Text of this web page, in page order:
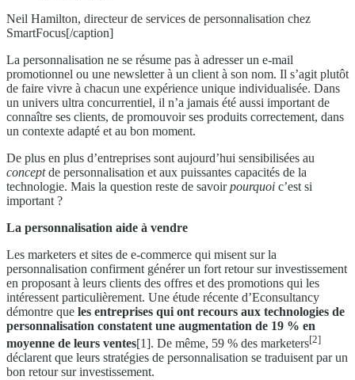
Neil Hamilton, directeur de services de personnalisation chez
SmartFocus[/caption]
La personnalisation ne se résume pas à adresser un e-mail
promotionnel ou une newsletter à un client à son nom. Il s’agit plutôt
de faire vivre à chacun une expérience unique individualisée. Dans
un univers ultra concurrentiel, il n’a jamais été aussi important de
connaître ses clients, de promouvoir ses produits correctement, dans
un contexte adapté et au bon moment.
De plus en plus d’entreprises sont aujourd’hui sensibilisées au
conceptde personnalisation et aux puissantes capacités de la
technologie. Mais la question reste de savoirpourquoi c’est si
important ?
La personnalisation aide à vendre
Les marketers et sites de e-commerce qui misent sur la
personnalisation confirment générer un fort retour sur investissement
en proposant à leurs clients des offres et des promotions qui les
intéressent particulièrement. Une étude récente d’Econsultancy
démontre que les entreprises qui ont recours aux technologies de
personnalisation constatent une augmentation de 19 % en
moyenne de leurs ventes[1]. De même, 59 % des marketers[2]
déclarent que leurs stratégies de personnalisation se traduisent par un
bon retour sur investissement.